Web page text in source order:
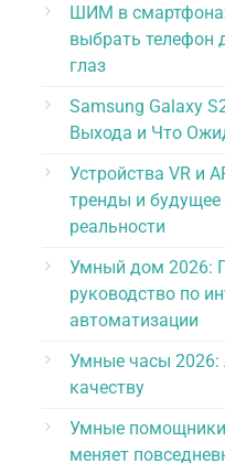
ШИМ в
выбрать телефон
глаз
Samsung Galaxy
Выхода и Что
Устройства VR и
тренды и будущее
реальности
Умный дом 2026:
руководство по
автоматизации
Умные часы 2026:
качеству
Умные
меняет